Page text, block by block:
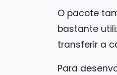
O pacote
bastante
transferir a
Para